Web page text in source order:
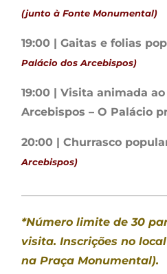
(junto à Fonte Monumental)
19:00 | Gaitas e folias
Palácio dos Arcebispos)
19:00 | Visita animada
Arcebispos – O Palácio
20:00 | Churrasco
Arcebispos)
*Número limite de 30
visita. Inscrições no
na Praça Monumental).